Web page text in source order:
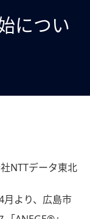
につい
NTTデータ東北
月より、広島市